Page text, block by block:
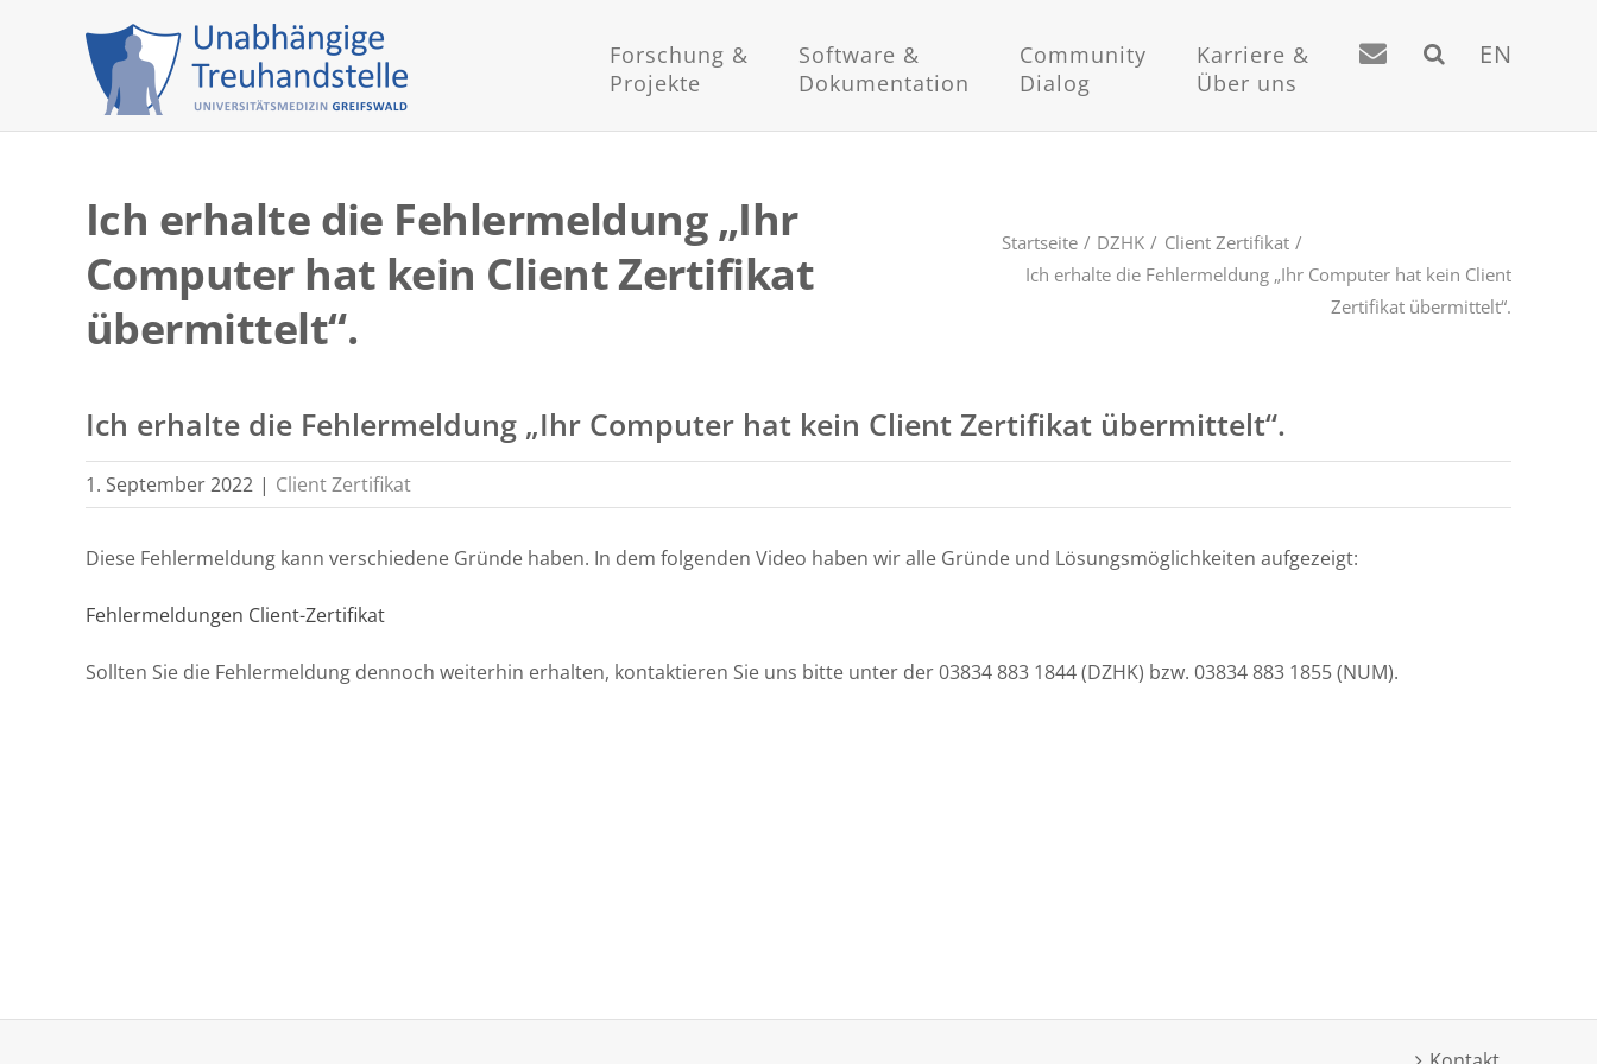
Forschung &
Projekte
Software &
Dokumentation
Community
Dialog
Karriere &
Über uns
EN
Ich erhalte die Fehlermeldung „Ihr
Computer hat kein Client Zertifikat
übermittelt“.
Startseite DZHK
Client Zertifikat
Ich erhalte die Fehlermeldung „Ihr Computer hat kein Client
Zertifikat übermittelt“.
Ich erhalte die Fehlermeldung „Ihr Computer hat kein Client Zertifikat übermittelt“.
1. September 2022 | Client Zertifikat
Diese Fehlermeldung kann verschiedene Gründe haben. In dem folgenden Video haben wir alle Gründe und Lösungsmöglichkeiten aufgezeigt:
Fehlermeldungen Client-Zertifikat
Sollten Sie die Fehlermeldung dennoch weiterhin erhalten, kontaktieren Sie uns bitte unter der 03834 883 1844 (DZHK) bzw. 03834 883 1855 (NUM).